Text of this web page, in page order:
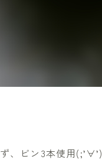
、ビン3本使用(;’∀’)